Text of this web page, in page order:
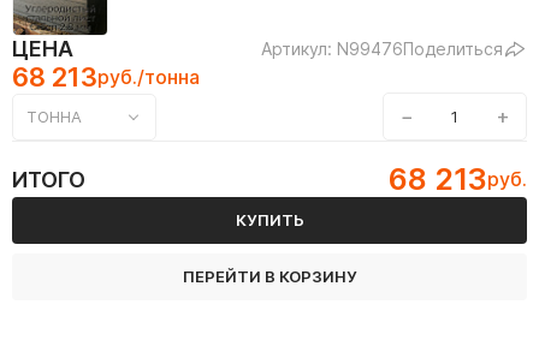
ЦЕНА Артикул: N99476Поделиться
68 213руб./тонна
ТОННА − +
ИТОГО 68 213руб.
КУПИТЬ
ПЕРЕЙТИ В КОРЗИНУ